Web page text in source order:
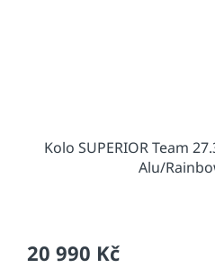
Kolo SUPERIOR Team
Alu/
20 990 Kč